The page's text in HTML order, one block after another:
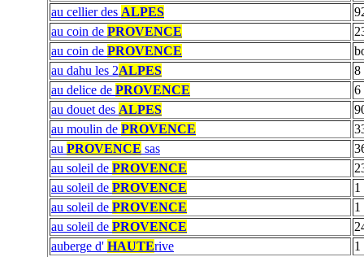
au cellier des ALPES
au coin de PROVENCE
au coin de PROVENCE
au dahu les 2ALPES
8
au delice de PROVENCE
6
au douet des ALPES
au moulin de PROVENCE
au PROVENCE sas
au soleil de PROVENCE
au soleil de PROVENCE
1
au soleil de PROVENCE
1
au soleil de PROVENCE
auberge d' HAUTErive
1